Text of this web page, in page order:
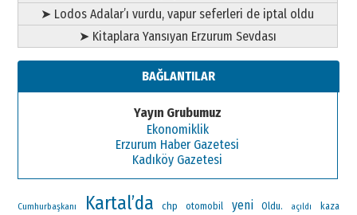
➤ Lodos Adalar’ı vurdu, vapur seferleri de iptal oldu
➤ Kitaplara Yansıyan Erzurum Sevdası
BAĞLANTILAR
Yayın Grubumuz
Ekonomiklik
Erzurum Haber Gazetesi
Kadıköy Gazetesi
Cumhurbaşkanı Kartal’da chp otomobil yeni Oldu. açıldı kaza